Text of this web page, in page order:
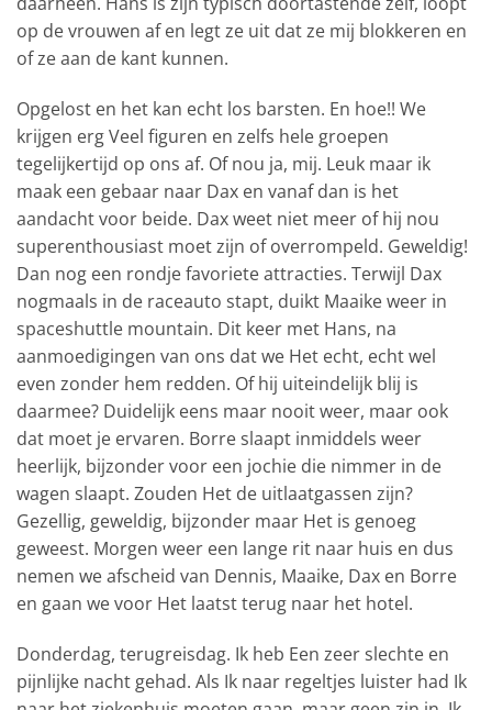
op de vrouwen af en legt ze uit dat ze mij blokkeren en
of ze aan de kant kunnen.
Opgelost en het kan echt los barsten. En hoe!! We
krijgen erg Veel figuren en zelfs hele groepen
tegelijkertijd op ons af. Of nou ja, mij. Leuk maar ik
maak een gebaar naar Dax en vanaf dan is het
aandacht voor beide. Dax weet niet meer of hij nou
superenthousiast moet zijn of overrompeld. Geweldig!
Dan nog een rondje favoriete attracties. Terwijl Dax
nogmaals in de raceauto stapt, duikt Maaike weer in
spaceshuttle mountain. Dit keer met Hans, na
aanmoedigingen van ons dat we Het echt, echt wel
even zonder hem redden. Of hij uiteindelijk blij is
daarmee? Duidelijk eens maar nooit weer, maar ook
dat moet je ervaren. Borre slaapt inmiddels weer
heerlijk, bijzonder voor een jochie die nimmer in de
wagen slaapt. Zouden Het de uitlaatgassen zijn?
Gezellig, geweldig, bijzonder maar Het is genoeg
geweest. Morgen weer een lange rit naar huis en dus
nemen we afscheid van Dennis, Maaike, Dax en Borre
en gaan we voor Het laatst terug naar het hotel.
Donderdag, terugreisdag. Ik heb Een zeer slechte en
pijnlijke nacht gehad. Als Ik naar regeltjes luister had Ik